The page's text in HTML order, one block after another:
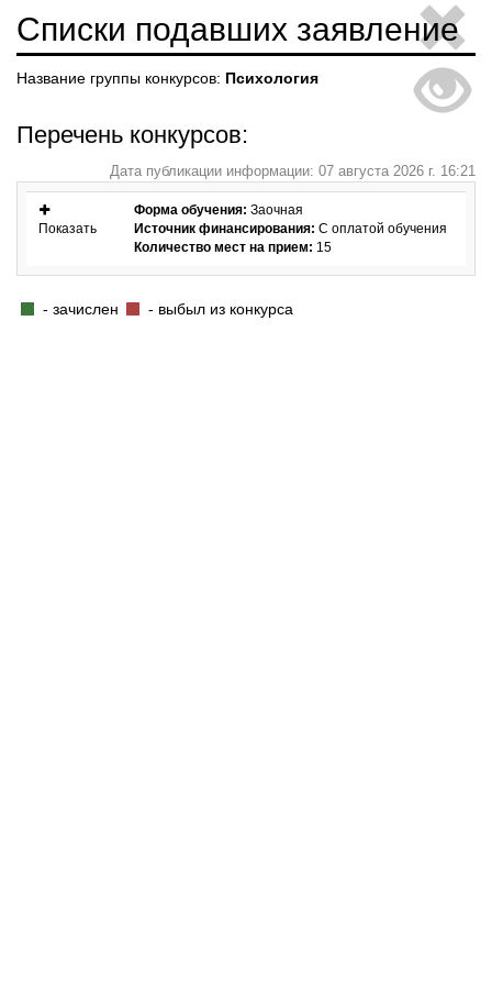
Списки подавших заявление
Название группы конкурсов: Психология
Перечень конкурсов:
Дата публикации информации: 07 августа 2026 г. 16:21
Показать
Форма обучения: Заочная
Источник финансирования: С оплатой обучения
Количество мест на прием: 15
- зачислен - выбыл из конкурса